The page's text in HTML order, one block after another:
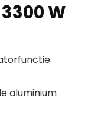
W
aluminium